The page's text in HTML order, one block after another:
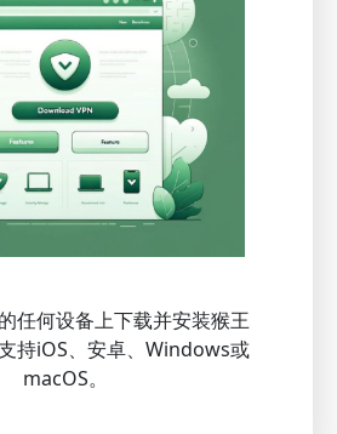
任何设备上下载并安装猴王
持iOS、安卓、Windows或
macOS。